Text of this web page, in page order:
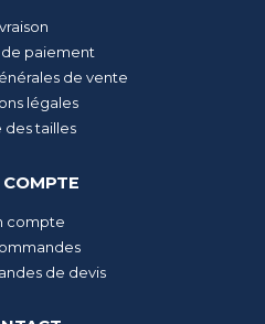
de paiement
de vente
légales
des tailles
compte
de devis